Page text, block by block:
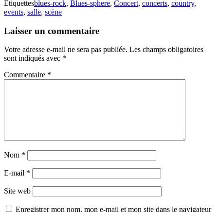
Étiquettesblues-rock, Blues-sphere, Concert, concerts, country,
events, salle, scène
Laisser un commentaire
Votre adresse e-mail ne sera pas publiée. Les champs obligatoires
sont indiqués avec *
Commentaire *
Nom *
E-mail *
Site web
Enregistrer mon nom, mon e-mail et mon site dans le navigateur